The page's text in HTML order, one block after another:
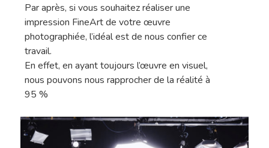
Par après, si vous souhaitez réaliser une
impression FineArt de votre œuvre
photographiée, l’idéal est de nous confier ce
travail.
En effet, en ayant toujours l’œuvre en visuel,
nous pouvons nous rapprocher de la réalité à
95 %